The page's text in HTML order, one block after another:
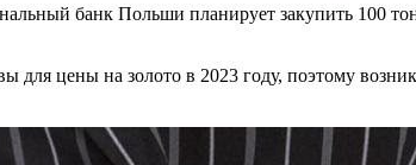
банк Польши планирует закупить 100
цены на золото в 2023 году, поэтому